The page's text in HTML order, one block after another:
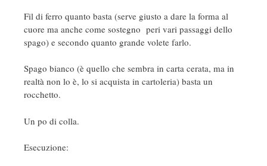
Fil di ferro quanto basta (serve giusto a dare la forma al
cuore ma anche come sostegno peri vari passaggi dello
spago) e secondo quanto grande volete farlo.
Spago bianco (è quello che sembra in carta cerata, ma in
realtà non lo è, lo si acquista in cartoleria) basta un
rocchetto.
Un po di colla.
Esecuzione: